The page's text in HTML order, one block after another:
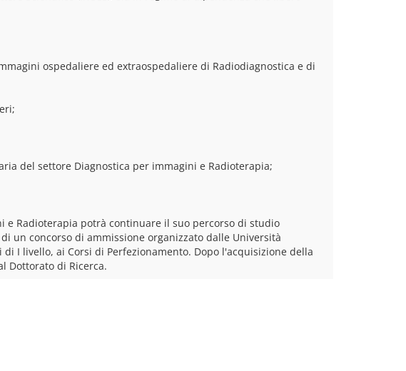
ospedaliere ed extraospedaliere di Radiodiagnostica e di
del settore Diagnostica per immagini e Radioterapia;
e Radioterapia potrà continuare il suo percorso di studio
un concorso di ammissione organizzato dalle Università
I livello, ai Corsi di Perfezionamento. Dopo l'acquisizione della